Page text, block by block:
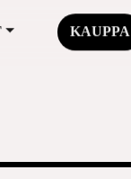
KAUPPA